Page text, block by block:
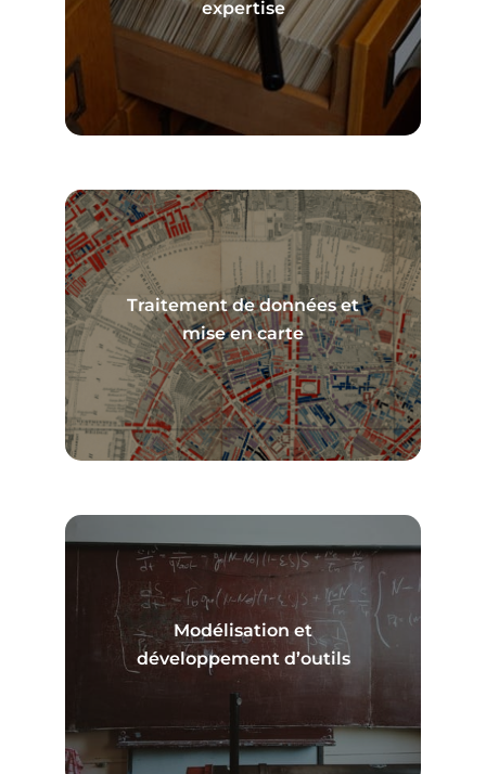
expertise
Traitement de données et
mise en carte
En savoir plus
Modélisation et
développement d’outils
En savoir plus